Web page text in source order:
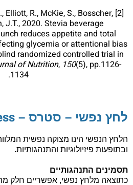
[2]
Elliott, R., McKie, S., Bosscher,
J.T., 2020. Stevia beverage
reduces appetite and total
glycemia or attentional bias
randomized controlled trial in
of Nutrition, 150(5), pp.1126-
1134.
לחץ נפשי – סטרס –
הלחץ הנפשי הינו מצוקה נפשית
ובתופעות פיזיולוגיות והתנהגותיות.
תסמינים התנהגותיים
כתוצאה מלחץ נפשי, אפשריים חלק